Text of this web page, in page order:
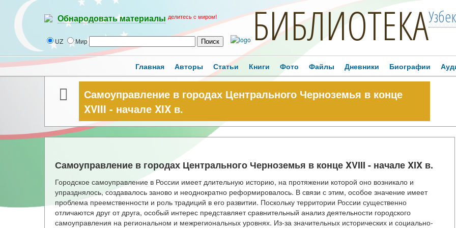
Обнародовать материалы делитесь с миром!
UZ Мир БИБЛИОТЕКА
Главная Авторы Статьи Книги Фото Файлы Дневники Биографии
Самоуправление в городах Центрального Черноземья в конце
XVIII - начале XIX в.
Самоуправление в городах Центрального Черноземья в конце XVIII - начале XIX в.
Городское самоуправление в России имеет длительную историю, на протяжении которой оно возникало и
упразднялось, создавалось заново и неоднократно реформировалось. В связи с этим, особое значение имеет
проблема преемственности и роль традиций в его развитии. Поскольку территории России существенно
отличаются друг от друга, особый интерес представляет сравнительный анализ деятельности городского
самоуправления на региональном и межрегиональных уровнях. Из-за значительных исторических и социально-